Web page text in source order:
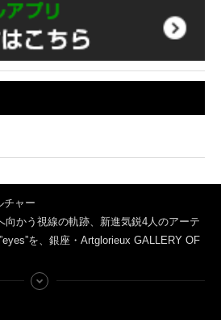
チャー
向かう視線の軌跡、新進気鋭4人のアーテ
を、銀座・Artglorieux GALLERY OF